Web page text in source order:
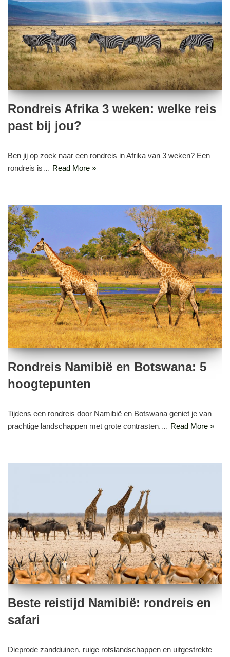
Rondreis Afrika 3 weken: welke reis
past bij jou?
Ben jij op zoek naar een rondreis in Afrika van 3 weken? Een
rondreis is… Read More »
Rondreis Namibië en Botswana: 5
hoogtepunten
Tijdens een rondreis door Namibië en Botswana geniet je van
prachtige landschappen met grote contrasten.… Read More »
Beste reistijd Namibië: rondreis en
safari
Dieprode zandduinen, ruige rotslandschappen en uitgestrekte